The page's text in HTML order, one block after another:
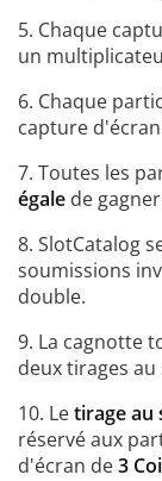
5. Chaque
un
6. Chaque
capture
7. Toutes les
égale de
8. SlotCatalog
soumissions
double.
9. La cagnotte
deux tirages au
10. Letirage au
réservé aux
d'écran de3